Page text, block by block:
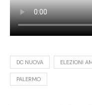
DC NUOVA ELEZIONI
PALERMO